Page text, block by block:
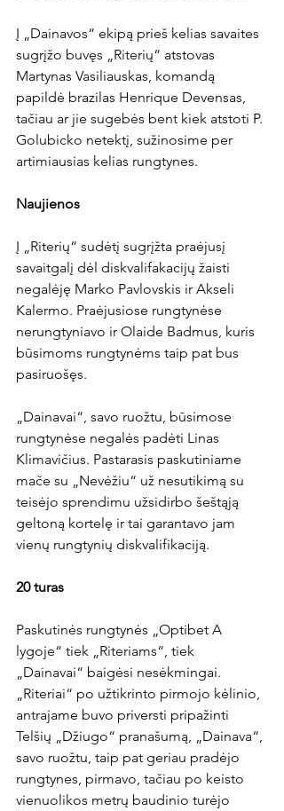
Į „Dainavos“ ekipą prieš kelias savaites
sugrįžo buvęs „Riterių“ atstovas
Martynas Vasiliauskas, komandą
papildė brazilas Henrique Devensas,
tačiau ar jie sugebės bent kiek atstoti P.
Golubicko netektį, sužinosime per
artimiausias kelias rungtynes.
Naujienos
Į „Riterių“ sudėtį sugrįžta praėjusį
savaitgalį dėl diskvalifakacijų žaisti
negalėję Marko Pavlovskis ir Akseli
Kalermo. Praėjusiose rungtynėse
nerungtyniavo ir Olaide Badmus, kuris
būsimoms rungtynėms taip pat bus
pasiruošęs.
„Dainavai“, savo ruožtu, būsimose
rungtynėse negalės padėti Linas
Klimavičius. Pastarasis paskutiniame
mače su „Nevėžiu“ už nesutikimą su
teisėjo sprendimu užsidirbo šeštąją
geltoną kortelę ir tai garantavo jam
vienų rungtynių diskvalifikaciją.
20 turas
Paskutinės rungtynės „Optibet A
lygoje“ tiek „Riteriams“, tiek
„Dainavai“ baigėsi nesėkmingai.
„Riteriai“ po užtikrinto pirmojo kėlinio,
antrajame buvo priversti pripažinti
Telšių „Džiugo“ pranašumą, „Dainava“,
savo ruožtu, taip pat geriau pradėjo
rungtynes, pirmavo, tačiau po keisto
vienuolikos metrų baudinio turėjo